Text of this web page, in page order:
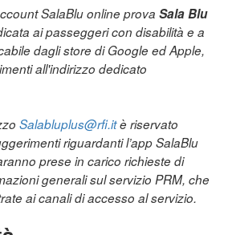
SalaBlu online prova Sala Blu
ai passeggeri con disabilità e a
dagli store di Google ed Apple,
all'indirizzo dedicato
Salabluplus@rfi.itè riservato
riguardanti l’app SalaBlu
prese in carico richieste di
generali sul servizio PRM, che
ai canali di accesso al servizio.